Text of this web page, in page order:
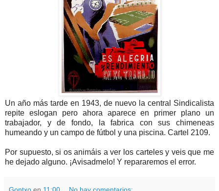
Un año más tarde en 1943, de nuevo la central Sindicalista
repite eslogan pero ahora aparece en primer plano un
trabajador, y de fondo, la fabrica con sus chimeneas
humeando y un campo de fútbol y una piscina. Cartel 2109.
Por supuesto, si os animáis a ver los carteles y veis que me
he dejado alguno. ¡Avisadmelo! Y repararemos el error.